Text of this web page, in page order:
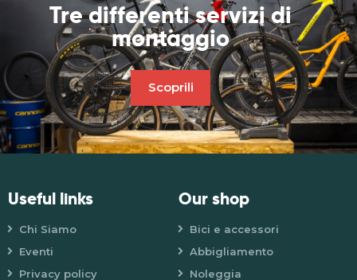
Tre differenti servizi di
montaggio
Scoprili
Useful links
Chi Siamo
Eventi
Privacy policy
Our shop
Bici e accessori
Abbigliamento
Noleggia